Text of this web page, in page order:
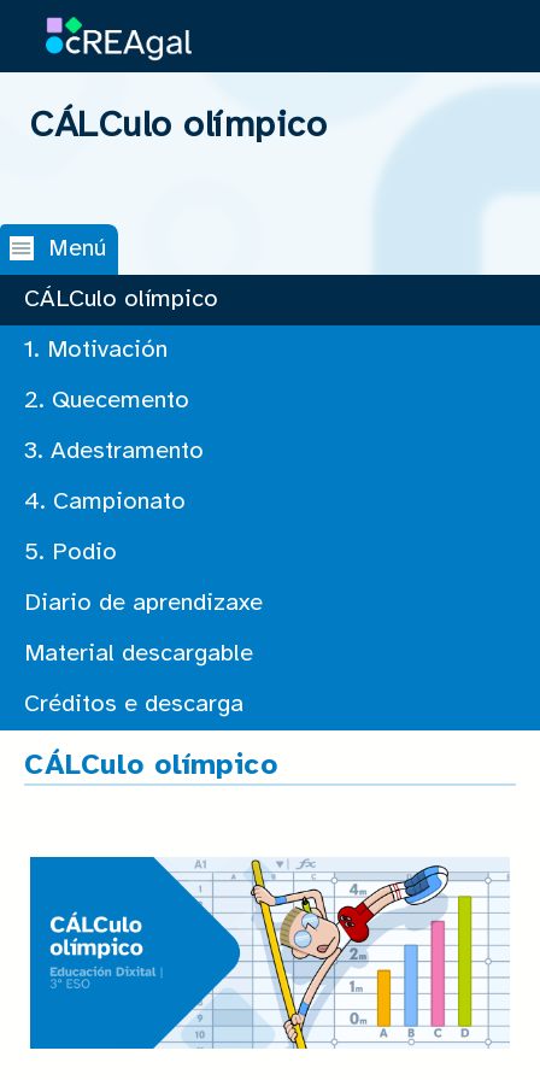
Saltar navegación
CÁLCulo olímpico
Menú
CÁLCulo olímpico
1. Motivación
2. Quecemento
3. Adestramento
4. Campionato
5. Podio
Diario de aprendizaxe
Material descargable
Créditos e descarga
CÁLCulo olímpico